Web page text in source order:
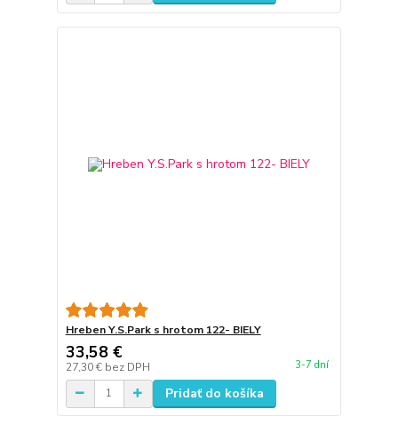
Hreben Y.S.Park s hrotom 122- BIELY
33,58 €
27,30 € bez DPH 3-7 dní
Pridať do košíka